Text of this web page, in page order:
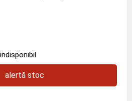
alertă stoc